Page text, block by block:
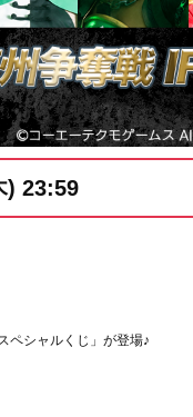
) 23:59
ペシャルくじ」が登場♪